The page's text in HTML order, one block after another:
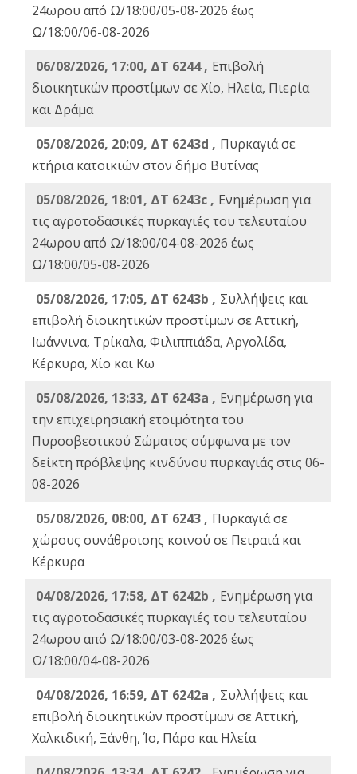
24ωρου από Ω/18:00/05-08-2026 έως
Ω/18:00/06-08-2026
06/08/2026, 17:00, ΔΤ 6244 , Επιβολή
διοικητικών προστίμων σε Χίο, Ηλεία, Πιερία
και Δράμα
05/08/2026, 20:09, ΔΤ 6243d , Πυρκαγιά σε
κτήρια κατοικιών στον δήμο Βυτίνας
05/08/2026, 18:01, ΔΤ 6243c , Ενημέρωση για
τις αγροτοδασικές πυρκαγιές του τελευταίου
24ωρου από Ω/18:00/04-08-2026 έως
Ω/18:00/05-08-2026
05/08/2026, 17:05, ΔΤ 6243b , Συλλήψεις και
επιβολή διοικητικών προστίμων σε Αττική,
Ιωάννινα, Τρίκαλα, Φιλιππιάδα, Αργολίδα,
Κέρκυρα, Χίο και Κω
05/08/2026, 13:33, ΔΤ 6243a , Ενημέρωση για
την επιχειρησιακή ετοιμότητα του
Πυροσβεστικού Σώματος σύμφωνα με τον
δείκτη πρόβλεψης κινδύνου πυρκαγιάς στις 06-
08-2026
05/08/2026, 08:00, ΔΤ 6243 , Πυρκαγιά σε
χώρους συνάθροισης κοινού σε Πειραιά και
Κέρκυρα
04/08/2026, 17:58, ΔΤ 6242b , Ενημέρωση για
τις αγροτοδασικές πυρκαγιές του τελευταίου
24ωρου από Ω/18:00/03-08-2026 έως
Ω/18:00/04-08-2026
04/08/2026, 16:59, ΔΤ 6242a , Συλλήψεις και
επιβολή διοικητικών προστίμων σε Αττική,
Χαλκιδική, Ξάνθη, Ίο, Πάρο και Ηλεία